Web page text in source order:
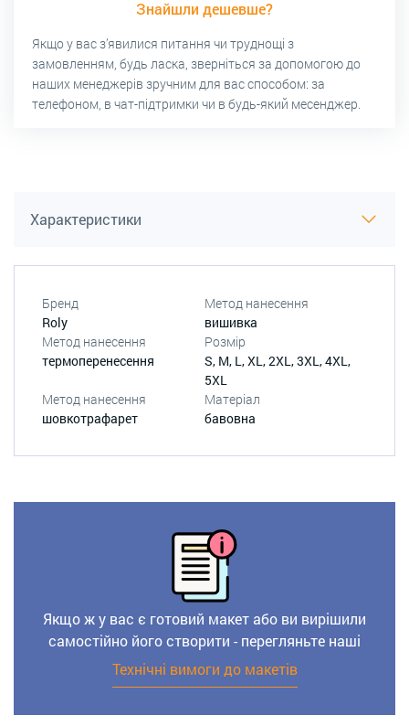
Знайшли дешевше?
Якщо у вас з’явилися питання чи труднощі з
замовленням, будь ласка, зверніться за допомогою до
наших менеджерів зручним для вас способом: за
телефоном, в чат-підтримки чи в будь-який месенджер.
Характеристики
Бренд
Roly
Метод нанесення
вишивка
Метод нанесення
термоперенесення
Розмір
S, M, L, XL, 2XL, 3XL, 4XL,
5XL
Метод нанесення
шовкотрафарет
Матеріал
бавовна
Якщо ж у вас є готовий макет або ви вирішили
самостійно його створити - перегляньте наші
Технічні вимоги до макетів